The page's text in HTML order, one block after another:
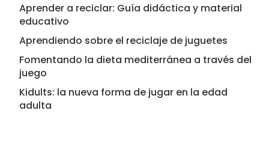
Aprender a reciclar: Guía didáctica y material
educativo
Aprendiendo sobre el reciclaje de juguetes
Fomentando la dieta mediterránea a través del
juego
Kidults: la nueva forma de jugar en la edad
adulta